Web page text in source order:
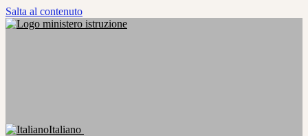
Salta al contenuto
Italiano